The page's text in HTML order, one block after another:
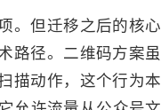
。但迁移之后的核心
路径。二维码方案虽
描动作，这个行为本